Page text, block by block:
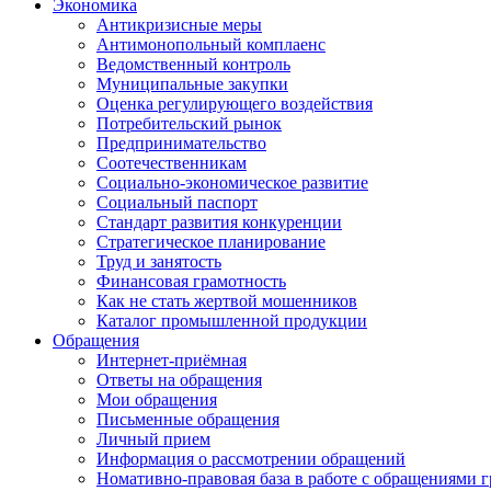
Экономика
Антикризисные меры
Антимонопольный комплаенс
Ведомственный контроль
Муниципальные закупки
Оценка регулирующего воздействия
Потребительский рынок
Предпринимательство
Соотечественникам
Социально-экономическое развитие
Социальный паспорт
Стандарт развития конкуренции
Стратегическое планирование
Труд и занятость
Финансовая грамотность
Как не стать жертвой мошенников
Каталог промышленной продукции
Обращения
Интернет-приёмная
Ответы на обращения
Мои обращения
Письменные обращения
Личный прием
Информация о рассмотрении обращений
Номативно-правовая база в работе с обращениями